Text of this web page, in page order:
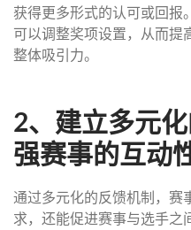
获得更多形式的认可或回报
可以调整奖项设置，从而提
整体吸引力。
2、建立多元
强赛事的互动
通过多元化的反馈机制，赛
求，还能促进赛事与选手之